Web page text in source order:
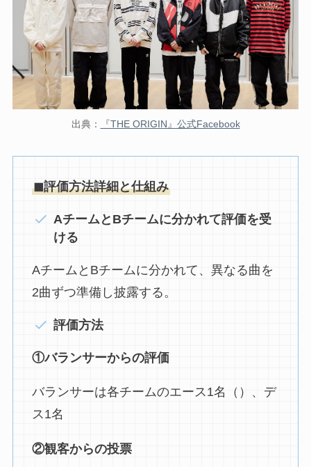
出典： 『THE ORIGIN』公式Facebook
◼︎評価方法詳細と仕組み
AチームとBチームに分かれて評価を受
ける
AチームとBチームに分かれて、異なる曲を
2曲ずつ準備し披露する。
評価方法
①バランサーからの評価
バランサーは各チームのエース1名（）、デ
ス1名
②観客からの投票